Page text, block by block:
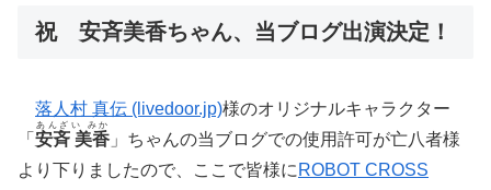
祝 安斉美香ちゃん、当ブログ出演決定！
落人村 真伝 (livedoor.jp)様のオリジナルキャラクター
「 安斉 美香
あんざい みか
」ちゃんの当ブログでの使用許可が亡八者様
より下りましたので、ここで皆様に ROBOT CROSS